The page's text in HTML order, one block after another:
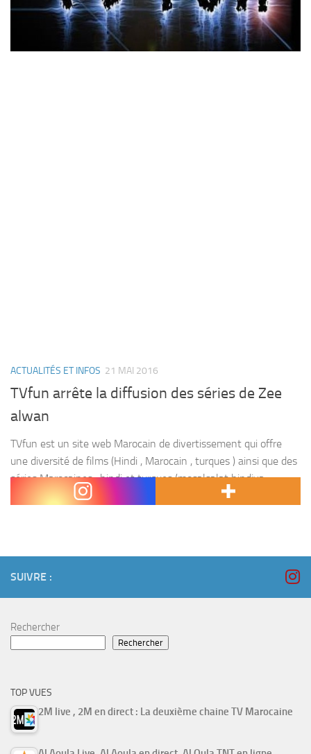
ACTUALITÉS ET INFOS 21 MAI 2016
TVfun arrête la diffusion des séries de Zee
alwan
TVfun est un site web Marocain de divertissement qui offre
une diversité de films (Hindi , Marocain , turques ) ainsi que des
séries Marocaines , hindi et turques (mosalsalat hindiya ,
mosalsalat maghribiya,...
SUIVRE :
Rechercher
Rechercher
TOP VUES
2M live , 2M en direct : La deuxième chaine TV Marocaine